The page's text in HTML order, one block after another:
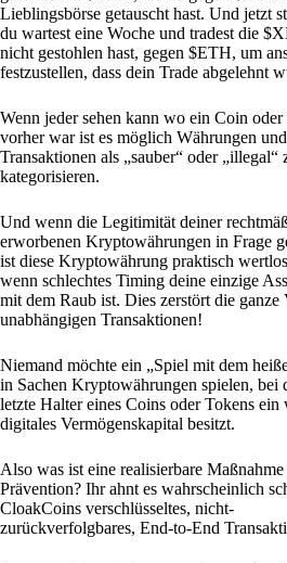
Lieblingsbörse getauscht hast. Und jetzt
du wartest eine Woche und tradest die
nicht gestohlen hast, gegen $ETH, um
festzustellen, dass dein Trade abgelehnt
Wenn jeder sehen kann wo ein Coin oder
vorher war ist es möglich Währungen und
Transaktionen als „sauber“ oder „illegal“
kategorisieren.
Und wenn die Legitimität deiner
erworbenen Kryptowährungen in Frage
ist diese Kryptowährung praktisch
wenn schlechtes Timing deine einzige
mit dem Raub ist. Dies zerstört die ganze
unabhängigen Transaktionen!
Niemand möchte ein „Spiel mit dem
in Sachen Kryptowährungen spielen, bei
letzte Halter eines Coins oder Tokens ein
digitales Vermögenskapital besitzt.
Also was ist eine realisierbare
Prävention? Ihr ahnt es wahrscheinlich
CloakCoins verschlüsseltes, nicht-
zurückverfolgbares, End-to-End